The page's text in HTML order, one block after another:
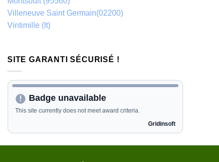
Villeneuve Saint Germain(02200)
Vintimille (It)
SITE GARANTI SÉCURISÉ !